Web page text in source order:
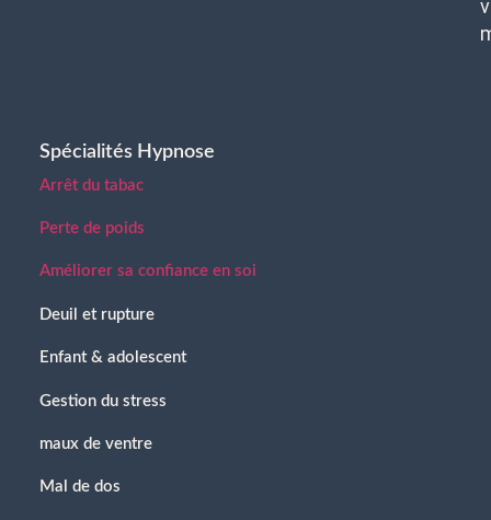
Spécialités Hypnose
Arrêt du tabac
Perte de poids
Améliorer sa confiance en soi
Deuil et rupture
Enfant & adolescent
Gestion du stress
maux de ventre
Mal de dos